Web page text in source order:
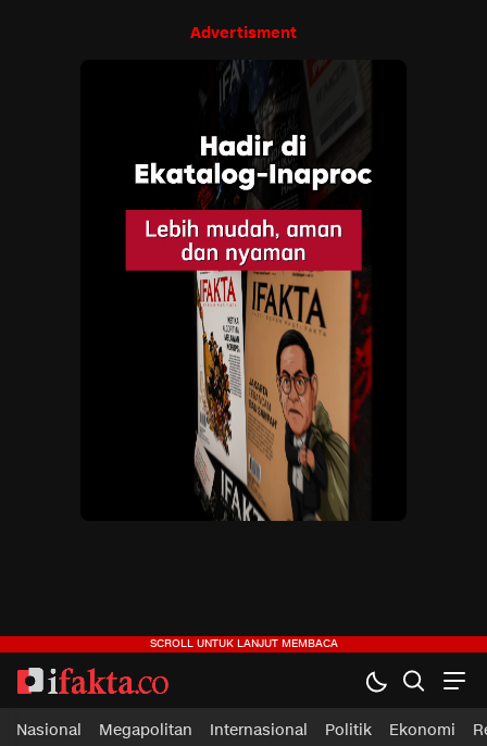
Advertisment
ifakta.co
#pastibenar
Nasional Megapolitan Internasional Politik Ekonomi